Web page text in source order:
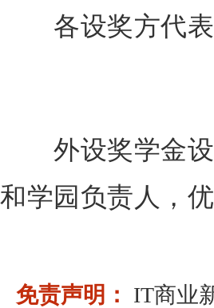
各设奖方代表
外设奖学金设
和学园负责人，
免责声明：
IT商业